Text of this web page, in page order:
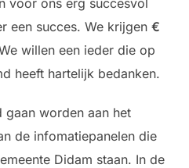
voor ons erg succesvol
een succes. We krijgen €
willen een ieder die op
heeft hartelijk bedanken.
gaan worden aan het
de infomatiepanelen die
Didam staan. In de